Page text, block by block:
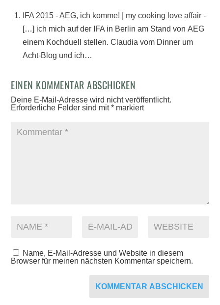
IFA 2015 - AEG, ich komme! | my cooking love affair -
[…] ich mich auf der IFA in Berlin am Stand von AEG
einem Kochduell stellen. Claudia vom Dinner um
Acht-Blog und ich…
EINEN KOMMENTAR ABSCHICKEN
Deine E-Mail-Adresse wird nicht veröffentlicht.
Erforderliche Felder sind mit* markiert
Name, E-Mail-Adresse und Website in diesem
Browser für meinen nächsten Kommentar speichern.
KOMMENTAR ABSCHICKEN